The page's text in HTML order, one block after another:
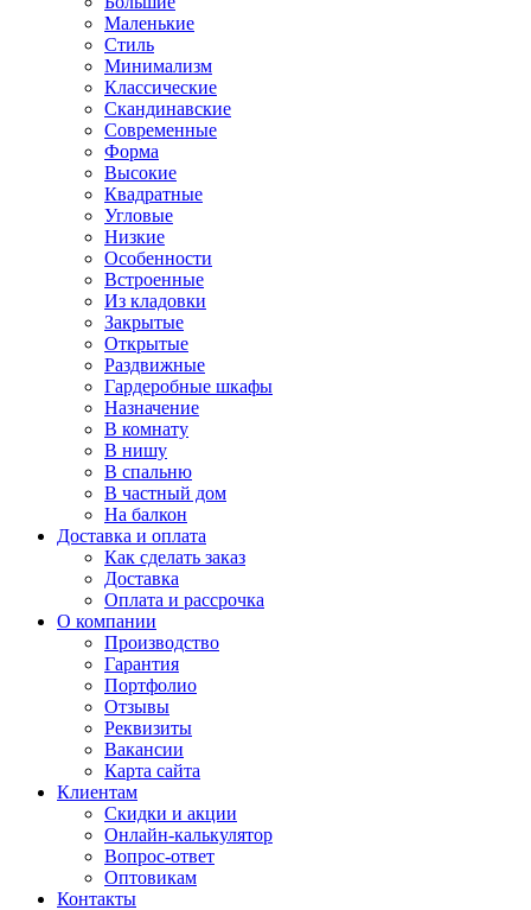
Маленькие
Стиль
Минимализм
Классические
Скандинавские
Современные
Форма
Высокие
Квадратные
Угловые
Низкие
Особенности
Встроенные
Из кладовки
Закрытые
Открытые
Раздвижные
Гардеробные шкафы
Назначение
В комнату
В нишу
В спальню
В частный дом
На балкон
Доставка и оплата
Как сделать заказ
Доставка
Оплата и рассрочка
О компании
Производство
Гарантия
Портфолио
Отзывы
Реквизиты
Вакансии
Карта сайта
Клиентам
Скидки и акции
Онлайн-калькулятор
Вопрос-ответ
Оптовикам
Контакты